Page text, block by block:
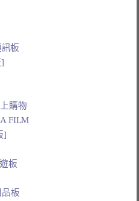
板
購物
FILM
]
板
品板